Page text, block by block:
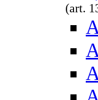
(art.